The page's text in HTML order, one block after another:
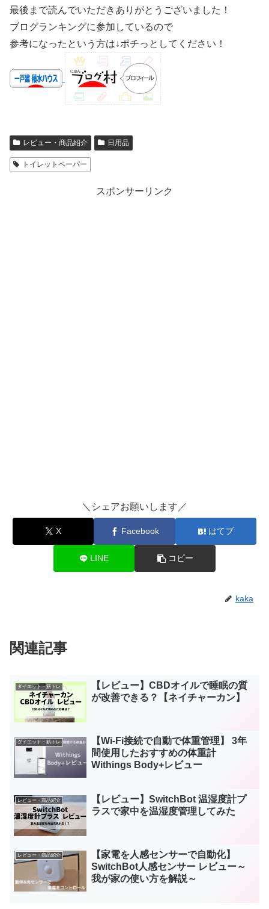
最後まで読んでいただきありがとうございました！
ブログランキングに参加しているので
参考になったという方は↓ポチっとしてください！
レビュー・商品紹介 日用品
トイレットペーパー
スポンサーリンク
＼シェアお願いします／
X Facebook はてブ
LINE コピー
kaka
関連記事
ダイエット・筋トレ
【レビュー】CBDオイルで睡眠の質
が改善できる？【ネイチャーカン】
ダイエット・筋トレ
【Wi-Fi接続で自動で体重管理】 3年
間使用したおすすめの体重計
Withings Body+レビュー
レビュー・商品紹介
【レビュー】SwitchBot 温湿度計プ
ラスで家中を温湿度管理してみた
レビュー・商品紹介
【家電を人感センサーで自動化】
SwitchBot人感センサー レビュー～
我が家の使い方を解説～